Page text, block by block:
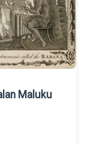
Maluku